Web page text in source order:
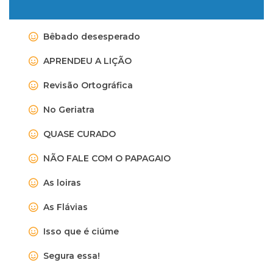
Bêbado desesperado
APRENDEU A LIÇÃO
Revisão Ortográfica
No Geriatra
QUASE CURADO
NÃO FALE COM O PAPAGAIO
As loiras
As Flávias
Isso que é ciúme
Segura essa!